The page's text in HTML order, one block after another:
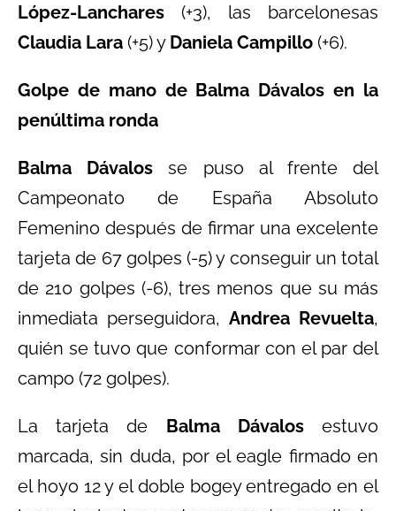
López-Lanchares (+3), las barcelonesas
Claudia Lara (+5) y Daniela Campillo (+6).
Golpe de mano de Balma Dávalos en la
penúltima ronda
Balma Dávalos se puso al frente del
Campeonato de España Absoluto
Femenino después de firmar una excelente
tarjeta de 67 golpes (-5) y conseguir un total
de 210 golpes (-6), tres menos que su más
inmediata perseguidora, Andrea Revuelta,
quién se tuvo que conformar con el par del
campo (72 golpes).
La tarjeta de Balma Dávalosestuvo
marcada, sin duda, por el eagle firmado en
el hoyo 12 y el doble bogey entregado en el